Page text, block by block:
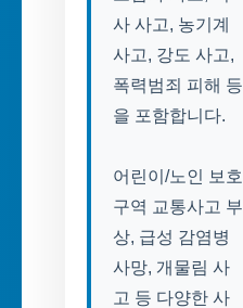
사 사고, 농기계
사고, 강도 사고,
폭력범죄 피해 등
을 포함합니다.
어린이/노인 보호
구역 교통사고 부
상, 급성 감염병
사망, 개물림 사
고 등 다양한 사